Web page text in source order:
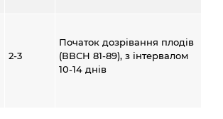
2-3
Початок дозрівання плодів
(ВВСН 81-89), з інтервалом
10-14 днів